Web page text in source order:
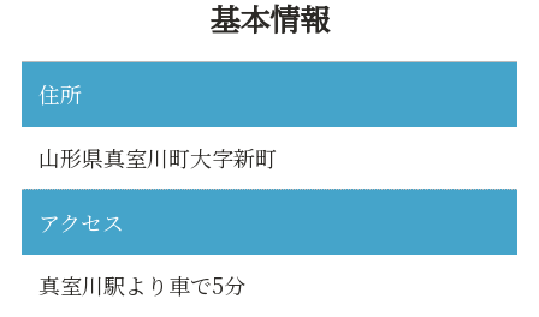
基本情報
住所
山形県真室川町大字新町
アクセス
真室川駅より車で5分